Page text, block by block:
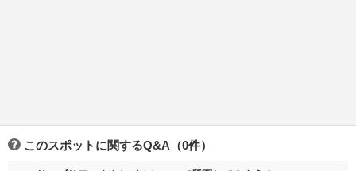
このスポットに関するQ&A（0件）